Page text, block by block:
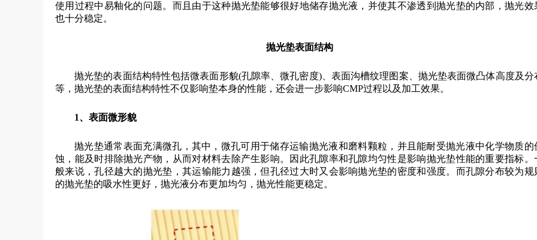
使用过程中易釉化的问题。而且由于这种抛光垫能够很好地储存抛光液，并使其不渗透到抛光垫的内部，抛光效
也十分稳定。
抛光垫表面结构
抛光垫的表面结构特性包括微表面形貌(孔隙率、微孔密度)、表面沟槽纹理图案、抛光垫表面微凸体高度及分
等，抛光垫的表面结构特性不仅影响垫本身的性能，还会进一步影响CMP过程以及加工效果。
1、 表面微形貌
抛光垫通常表面充满微孔，其中，微孔可用于储存运输抛光液和磨料颗粒，并且能耐受抛光液中化学物质的
蚀，能及时排除抛光产物，从而对材料去除产生影响。因此孔隙率和孔隙均匀性是影响抛光垫性能的重要指标。
般来说，孔径越大的抛光垫，其运输能力越强，但孔径过大时又会影响抛光垫的密度和强度。而孔隙分布较为规
的抛光垫的吸水性更好，抛光液分布更加均匀，抛光性能更稳定。